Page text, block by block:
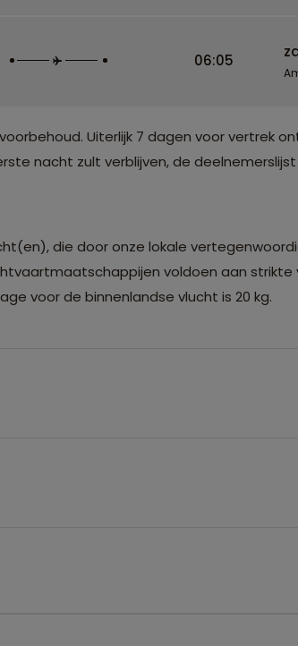
06:05
Uiterlijk 7 dagen voor vertrek
nacht zult verblijven, de
die door onze lokale
voldoen aan
voor de binnenlandse vlucht is 20 kg.